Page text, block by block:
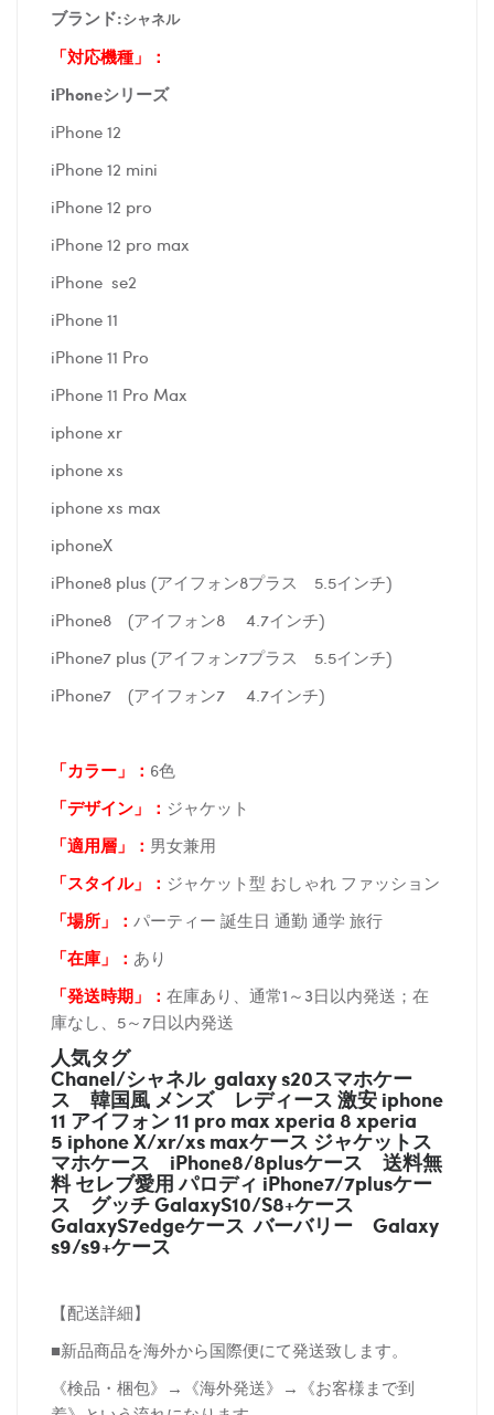
ブランド:シャネル
「対応機種」：
iPhoneシリーズ
iPhone 12
iPhone 12 mini
iPhone 12 pro
iPhone 12 pro max
iPhone se2
iPhone 11
iPhone 11 Pro
iPhone 11 Pro Max
iphone xr
iphone xs
iphone xs max
iphoneX
iPhone8 plus (アイフォン8プラス 5.5インチ)
iPhone8 (アイフォン8 4.7インチ)
iPhone7 plus (アイフォン7プラス 5.5インチ)
iPhone7 (アイフォン7 4.7インチ)
「カラー」： 6色
「デザイン」
： ジャケット
「適用層」： 男女兼用
「スタイル」： ジャケット型 おしゃれ ファッション
「場所 」： パーティー 誕生日 通勤 通学 旅行
「在庫 」： あり
「発送時期 」： 在庫あり、通常1～3日以内発送；在
庫なし、5～7日以内発送
人気タグ
Chanel/シャネル galaxy s20スマホケー
ス 韓国風 メンズ レディース 激安 iphone
11 アイフォン 11 pro max xperia 8 xperia
5 iphone X/xr/xs maxケース ジャケットス
マホケース iPhone8/8plusケース 送料無
料 セレブ愛用 パロディ iPhone7/7plusケー
ス グッチGalaxyS10/S8+ケース
GalaxyS7edgeケース バーバリー Galaxy
s9/s9+ケース
【配送詳細】
■新品商品を海外から国際便にて発送致します。
《検品・梱包》→《海外発送》→《お客様まで到